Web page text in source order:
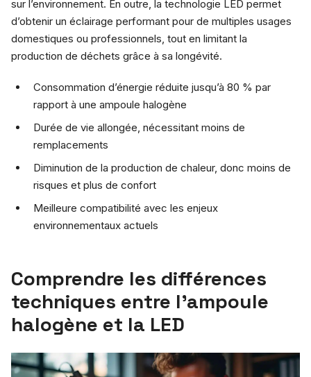
sur l’environnement. En outre, la technologie LED permet
d’obtenir un éclairage performant pour de multiples usages
domestiques ou professionnels, tout en limitant la
production de déchets grâce à sa longévité.
Consommation d’énergie réduite jusqu’à 80 % par
rapport à une ampoule halogène
Durée de vie allongée, nécessitant moins de
remplacements
Diminution de la production de chaleur, donc moins de
risques et plus de confort
Meilleure compatibilité avec les enjeux
environnementaux actuels
Comprendre les différences
techniques entre l’ampoule
halogène et la LED